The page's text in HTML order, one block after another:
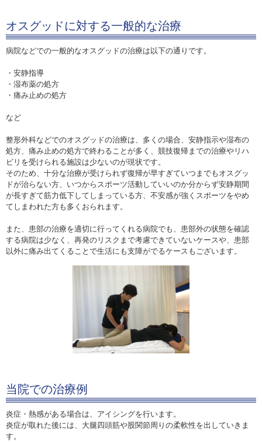
オスグッドに対する一般的な治療
病院などでの一般的なオスグッドの治療は以下の通りです。
・安静指導
・湿布薬の処方
・痛み止めの処方
など
整形外科などでのオスグッドの治療は、多くの場合、安静指示や湿布の
処方、痛み止めの処方で終わることが多く、競技復帰までの治療やリハ
ビリを受けられる施設は少ないのが現状です。
そのため、十分な治療が受けられず復帰が早すぎていつまでもオスグッ
ドが治らない方、いつからスポーツ活動していいのか分からず安静期間
が長すぎて筋力低下してしまっている方、不安感が強くスポーツをやめ
てしまわれた方も多くおられます。
また、患部の治療を適切に行ってくれる病院でも、患部外の状態を確認
する病院は少なく、再発のリスクまで考慮できていないケースや、患部
以外に痛み出てくることで生活にも支障がでるケースもございます。
当院での治療例
炎症・熱感がある場合は、アイシングを行います。
炎症が取れた後には、大腿四頭筋や股関節周りの柔軟性を出していきま
す。